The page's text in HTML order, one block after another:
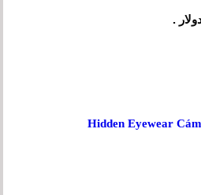
Hidden Eyewear